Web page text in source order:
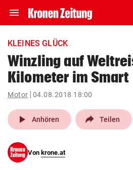
menu Navigation
ein-/ausklappen
account_circle Anmelden
pin_drop
Wien
KLEINES GLÜCK
Winzling auf
Kilometer im Smart
Motor 04.08.2018 18:00
play_arrow Anhören Teilen
Von krone.at